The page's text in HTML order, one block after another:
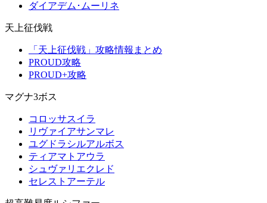
ダイアデム･ムーリネ
天上征伐戦
「天上征伐戦」攻略情報まとめ
PROUD攻略
PROUD+攻略
マグナ3ボス
コロッサスイラ
リヴァイアサンマレ
ユグドラシルアルボス
ティアマトアウラ
シュヴァリエクレド
セレストアーテル